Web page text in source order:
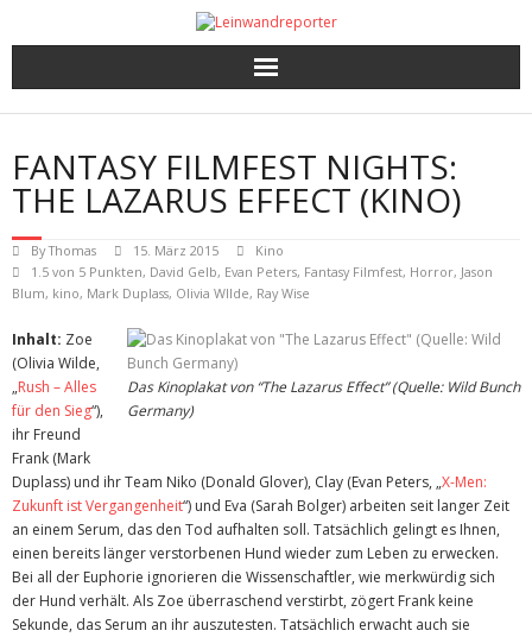
Kritiken
Filme und Serien nach Punkten
Gewinnspiele
FANTASY FILMFEST NIGHTS:
THE LAZARUS EFFECT (KINO)
ByThomas 15. März 2015
Kino
1.5 von 5 Punkten, David Gelb, Evan Peters, Fantasy Filmfest, Horror, Jason
Blum, kino, Mark Duplass, Olivia WIlde, Ray Wise
Das Kinoplakat von “The Lazarus Effect” (Quelle: Wild Bunch
Germany)
Inhalt: Zoe
(Olivia Wilde,
„Rush – Alles
für den Sieg“),
ihr Freund
Frank (Mark
Duplass) und ihr Team Niko (Donald Glover), Clay (Evan Peters, „X-Men:
Zukunft ist Vergangenheit“) und Eva (Sarah Bolger) arbeiten seit langer Zeit
an einem Serum, das den Tod aufhalten soll. Tatsächlich gelingt es Ihnen,
einen bereits länger verstorbenen Hund wieder zum Leben zu erwecken.
Bei all der Euphorie ignorieren die Wissenschaftler, wie merkwürdig sich
der Hund verhält. Als Zoe überraschend verstirbt, zögert Frank keine
Sekunde, das Serum an ihr auszutesten. Tatsächlich erwacht auch sie